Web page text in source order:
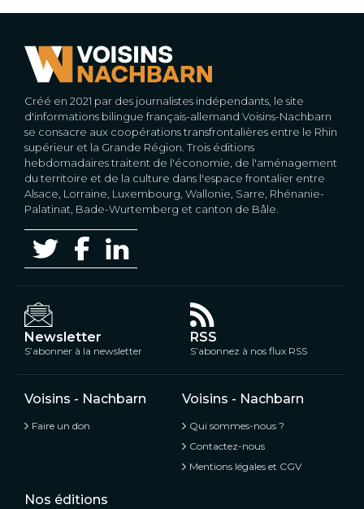
Créé en 2021 par des journalistes indépendants, le site
d'informations bilingue français-allemand Voisins-Nachbarn
se consacre aux coopérations transfrontalières entre le Rhin
supérieur et la Grande Région. Trois éditions
hebdomadaires traitent de l'économie, de l'aménagement
du territoire et de la culture dans l'espace frontalier entre
Alsace, Lorraine, Luxembourg, Wallonie, Sarre, Rhénanie-
Palatinat, Bade-Wurtemberg et canton de Bâle.
Newsletter
S’abonner à la newsletter
RSS
S’abonnez à nos flux RSS
Voisins - Nachbarn
Faire un don
Voisins - Nachbarn
Qui sommes-nous ?
Contactez-nous
Mentions légales et CGV
Nos éditions